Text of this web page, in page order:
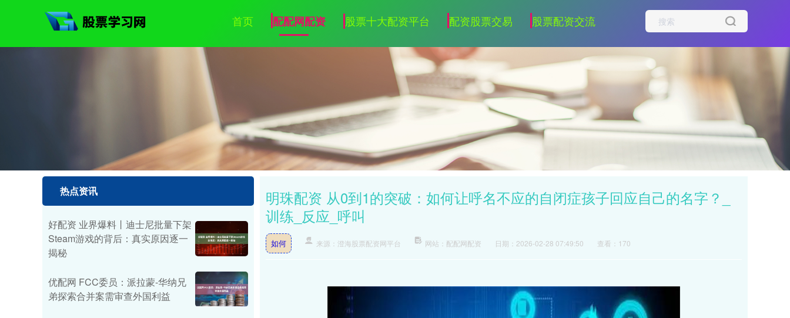
首页 配配网配资 股票十大配资平台 配资股票交易 股票配资交流
明珠配资 从0到1的突破：如何让呼名不应的自闭症孩子回应自己的名字？_
训练_反应_呼叫
如何 来源：澄海股票配资网平台 网站：配配网配资 日期：2026-02-28 07:49:50 查看：170
热点资讯
好配资 业界爆料丨迪士尼批量下架
Steam游戏的背后：真实原因逐一
揭秘
优配网 FCC委员：派拉蒙-华纳兄
弟探索合并案需审查外国利益